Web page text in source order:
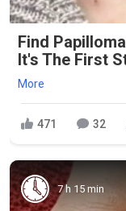
Find
It's The First
More
471 32
7 h 15 min